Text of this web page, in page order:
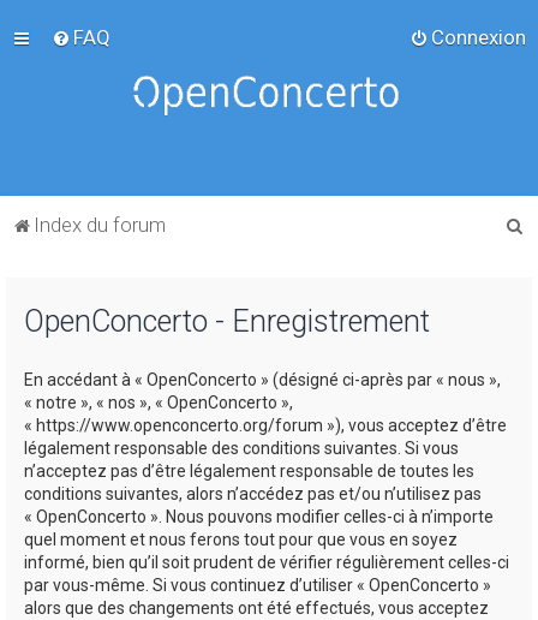
FAQ Connexion
Index du forum
OpenConcerto - Enregistrement
En accédant à « OpenConcerto » (désigné ci-après par « nous »,
« notre », « nos », « OpenConcerto »,
« https://www.openconcerto.org/forum »), vous acceptez d’être
légalement responsable des conditions suivantes. Si vous
n’acceptez pas d’être légalement responsable de toutes les
conditions suivantes, alors n’accédez pas et/ou n’utilisez pas
« OpenConcerto ». Nous pouvons modifier celles-ci à n’importe
quel moment et nous ferons tout pour que vous en soyez
informé, bien qu’il soit prudent de vérifier régulièrement celles-ci
par vous-même. Si vous continuez d’utiliser « OpenConcerto »
alors que des changements ont été effectués, vous acceptez